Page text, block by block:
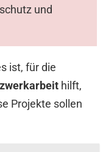
und
ist, für die
hilft,
Projekte sollen